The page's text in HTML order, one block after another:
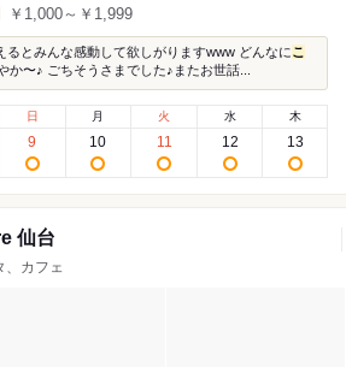
￥1,000～￥1,999
るとみんな感動して欲しがりますwww どんなにこ
か〜♪ ごちそうさまでした♪またお世話...
日
9
月
10
火
11
水
12
木
13
仙台
、カフェ